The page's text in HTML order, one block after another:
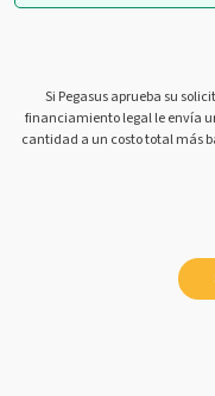
Si Pegasus aprueba su
financiamiento legal le envía
cantidad a un costo total más